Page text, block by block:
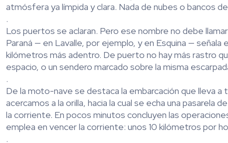
atmósfera ya límpida y clara. Nada de nubes o bancos
.
Los puertos se aclaran. Pero ese nombre no debe
Paraná — en Lavalle, por ejemplo, y en Esquina —
kilómetros más adentro. De puerto no hay más rastro
espacio, o un sendero marcado sobre la misma
.
De la moto-nave se destaca la embarcación que lleva
acercamos a la orilla, hacia la cual se echa una
la corriente. En pocos minutos concluyen las
emplea en vencer la corriente: unos 10 kilómetros por
.